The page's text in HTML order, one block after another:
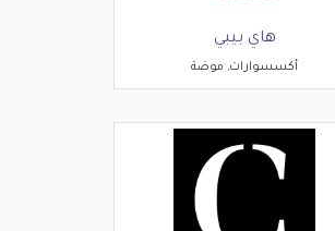
هاي بيبي
أكسسوارات, موضة